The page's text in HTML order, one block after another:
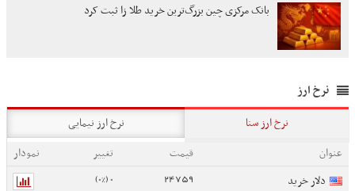
بانک مرکزی چین بزرگ‌ترین خرید طلا زا ثبت کرد
نرخ ارز
نرخ ارز سنا
نرخ ارز نیمایی
عنوان
قیمت تغییر
نمودار
دلار خرید
24759
0 (0%)